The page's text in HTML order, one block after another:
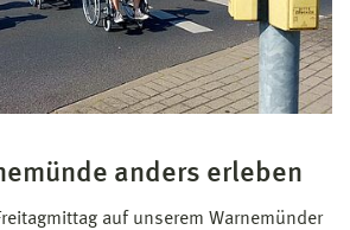
anders erleben
auf unserem Warnemünder